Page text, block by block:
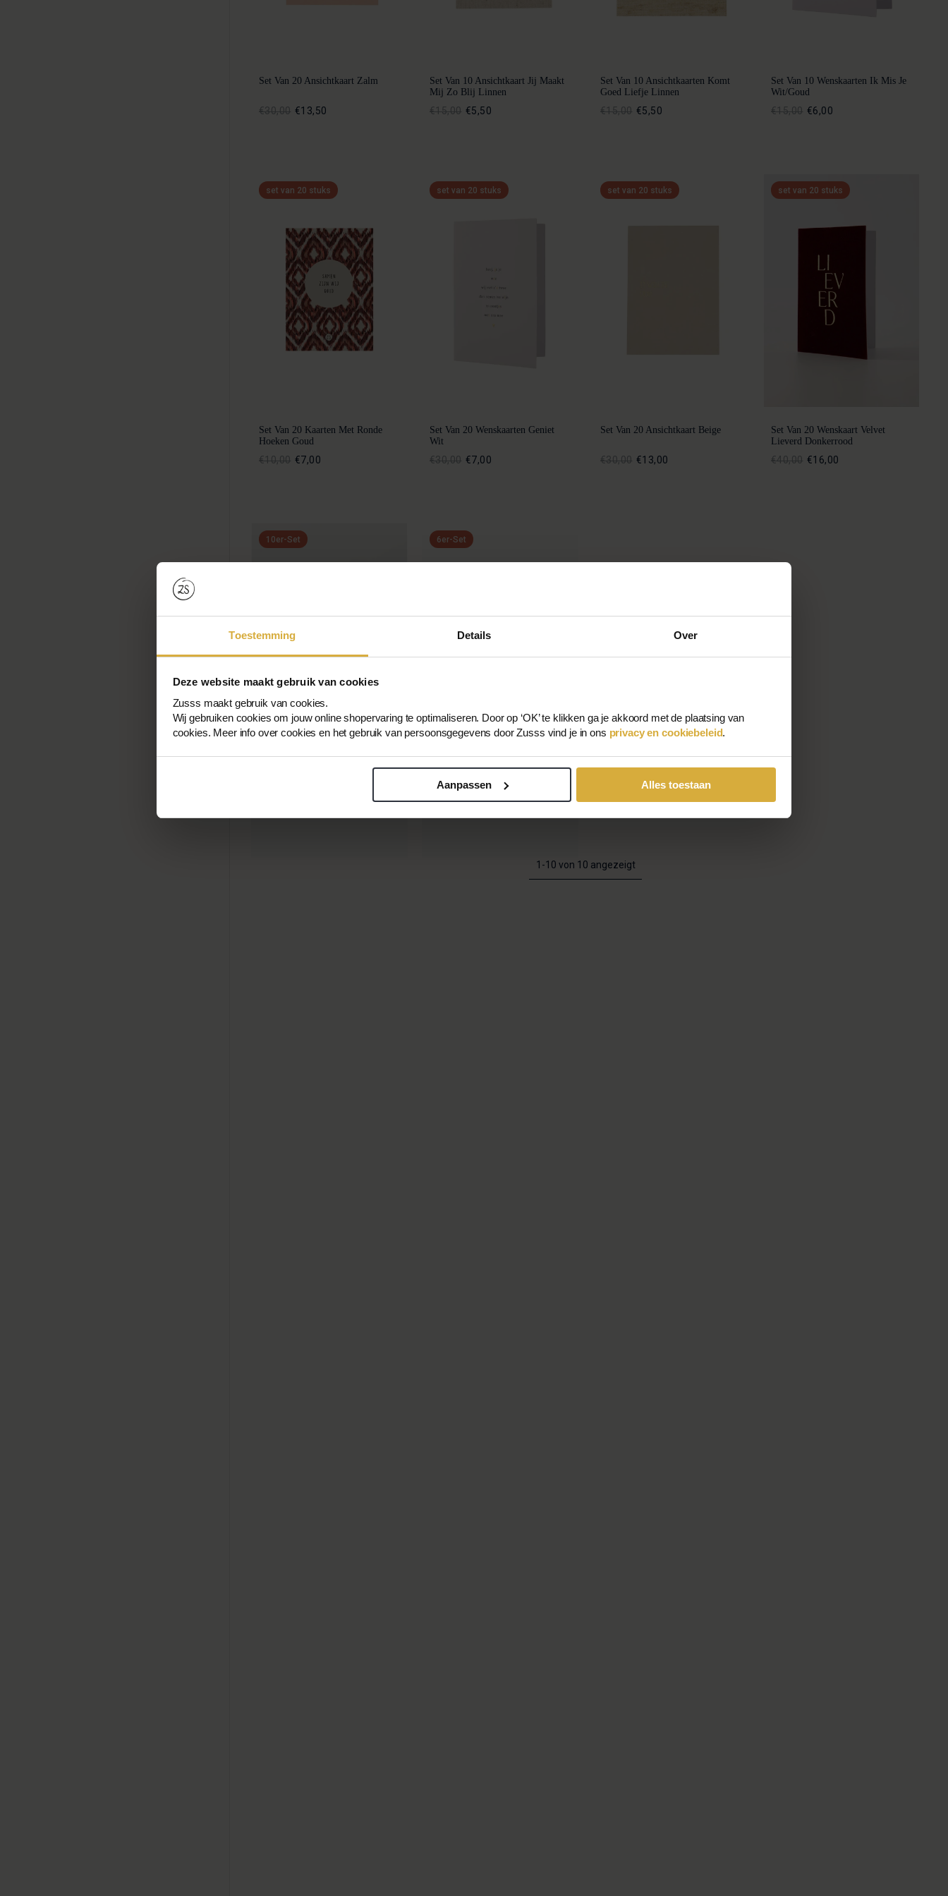
Toestemming Details Over
Deze website maakt gebruik van cookies
Zusss maakt gebruik van cookies.
Wij gebruiken cookies om jouw online shopervaring te optimaliseren. Door op ‘OK’ te klikken ga je akkoord met de plaatsing van
cookies. Meer info over cookies en het gebruik van persoonsgegevens door Zusss vind je in ons privacy en cookiebeleid.
Aanpassen Alles toestaan
Set Van 20 Ansichtkaart Zalm
€30,00 €13,50
Set Van 10 Ansichtkaart Jij Maakt
Mij Zo Blij Linnen
€15,00 €5,50
Set Van 10 Ansichtkaarten Komt
Goed Liefje Linnen
€15,00 €5,50
Set Van 10 Wenskaarten Ik Mis Je
Wit/goud
€15,00 €6,00
set van 20 stuks
Set Van 20 Kaarten Met Ronde
Hoeken Goud
€10,00 €7,00
set van 20 stuks
Set Van 20 Wenskaarten Geniet
Wit
€30,00 €7,00
set van 20 stuks
Set Van 20 Ansichtkaart Beige
€30,00 €13,00
set van 20 stuks
Set Van 20 Wenskaart Velvet
Lieverd Donkerrood
€40,00 €16,00
10er-Set 6er-Set
Set Van 6 Gedichtenbundels
Wit/blauw
1-10 von 10 angezeigt